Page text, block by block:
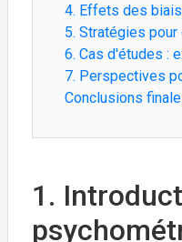
4. Effets des
5. Stratégies
6. Cas d'études :
7. Perspectives
Conclusions
1.